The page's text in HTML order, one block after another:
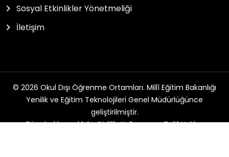
Sosyal Etkinlikler Yönetmeliği
İletişim
© 2026 Okul Dışı Öğrenme Ortamları. Millî Eğitim Bakanlığı
Yenilik ve Eğitim Teknolojileri Genel Müdürlüğünce
geliştirilmiştir.
Tüm hakları saklıdır. Gizlilik, Kullanım ve Telif Hakları